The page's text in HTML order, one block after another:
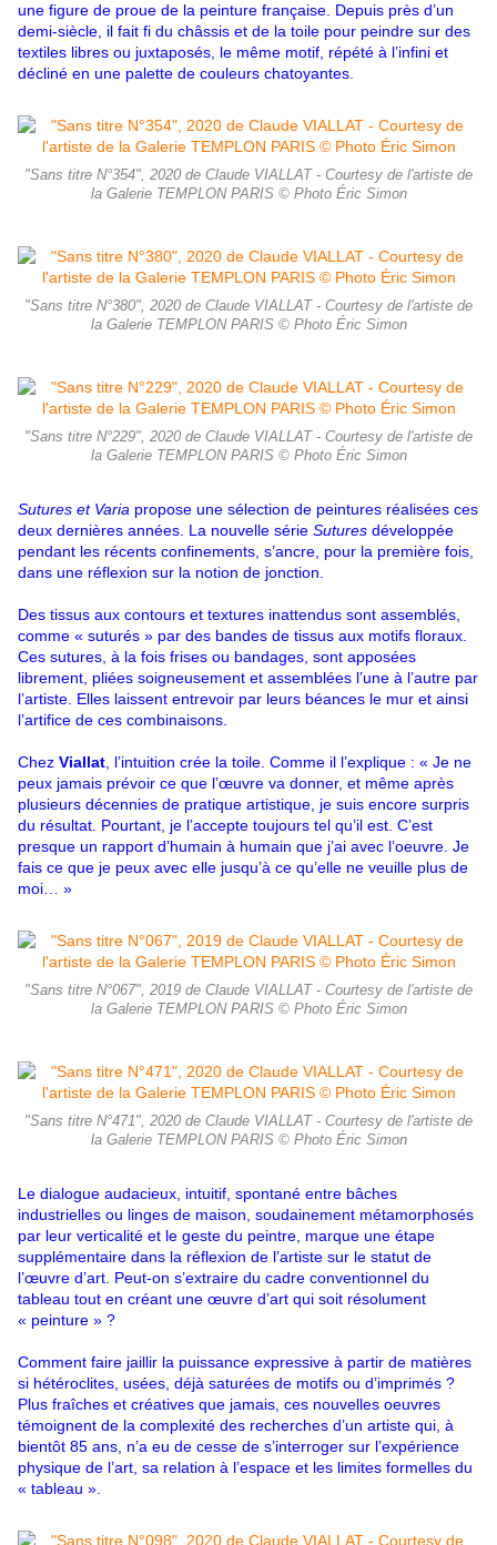
une figure de proue de la peinture française. Depuis près d’un
demi-siècle, il fait fi du châssis et de la toile pour peindre sur des
textiles libres ou juxtaposés, le même motif, répété à l’infini et
décliné en une palette de couleurs chatoyantes.
"Sans titre N°354", 2020 de Claude VIALLAT - Courtesy de l'artiste de
la Galerie TEMPLON PARIS © Photo Éric Simon
"Sans titre N°380", 2020 de Claude VIALLAT - Courtesy de l'artiste de
la Galerie TEMPLON PARIS © Photo Éric Simon
"Sans titre N°229", 2020 de Claude VIALLAT - Courtesy de l'artiste de
la Galerie TEMPLON PARIS © Photo Éric Simon
Sutures et Varia propose une sélection de peintures réalisées ces
deux dernières années. La nouvelle série Sutures développée
pendant les récents confinements, s’ancre, pour la première fois,
dans une réflexion sur la notion de jonction.
Des tissus aux contours et textures inattendus sont assemblés,
comme « suturés » par des bandes de tissus aux motifs floraux.
Ces sutures, à la fois frises ou bandages, sont apposées
librement, pliées soigneusement et assemblées l’une à l’autre par
l’artiste. Elles laissent entrevoir par leurs béances le mur et ainsi
l’artifice de ces combinaisons.
Chez Viallat , l’intuition crée la toile. Comme il l’explique : « Je ne
peux jamais prévoir ce que l’œuvre va donner, et même après
plusieurs décennies de pratique artistique, je suis encore surpris
du résultat. Pourtant, je l’accepte toujours tel qu’il est. C’est
presque un rapport d’humain à humain que j’ai avec l’oeuvre. Je
fais ce que je peux avec elle jusqu’à ce qu’elle ne veuille plus de
moi… »
"Sans titre N°067", 2019 de Claude VIALLAT - Courtesy de l'artiste de
la Galerie TEMPLON PARIS © Photo Éric Simon
"Sans titre N°471", 2020 de Claude VIALLAT - Courtesy de l'artiste de
la Galerie TEMPLON PARIS © Photo Éric Simon
Le dialogue audacieux, intuitif, spontané entre bâches
industrielles ou linges de maison, soudainement métamorphosés
par leur verticalité et le geste du peintre, marque une étape
supplémentaire dans la réflexion de l’artiste sur le statut de
l’œuvre d’art. Peut-on s’extraire du cadre conventionnel du
tableau tout en créant une œuvre d’art qui soit résolument
« peinture » ?
Comment faire jaillir la puissance expressive à partir de matières
si hétéroclites, usées, déjà saturées de motifs ou d’imprimés ?
Plus fraîches et créatives que jamais, ces nouvelles oeuvres
témoignent de la complexité des recherches d’un artiste qui, à
bientôt 85 ans, n’a eu de cesse de s’interroger sur l’expérience
physique de l’art, sa relation à l’espace et les limites formelles du
« tableau ».